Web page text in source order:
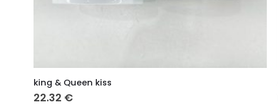
king & Queen kiss
22.32 €